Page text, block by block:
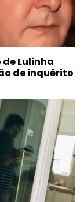
de Lulinha
de inquérito